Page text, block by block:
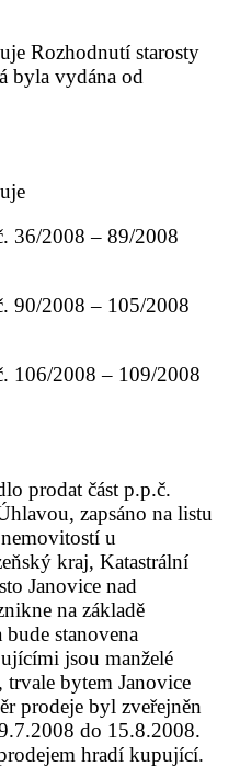
Rozhodnutí starosty
byla vydána od
2008 – 89/2008
2008 – 105/2008
2008 – 109/2008
prodat část p.p.č.
zapsáno na listu
u
kraj, Katastrální
Janovice nad
na základě
stanovena
jsou manželé
bytem Janovice
prodeje byl zveřejněn
do 15.8.2008.
hradí kupující.